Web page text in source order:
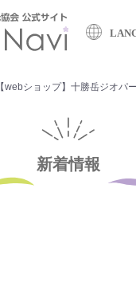
【webショップ】十勝岳ジオパ
新着情報